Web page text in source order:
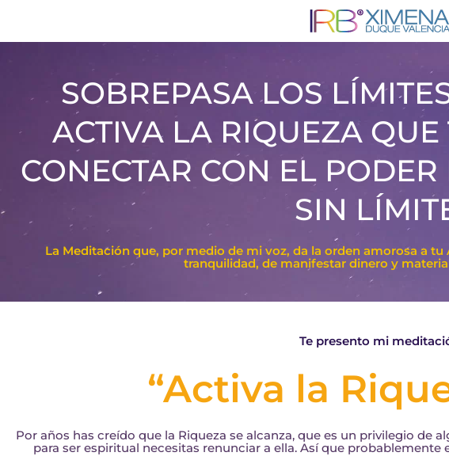
SOBREPASA LOS
ACTIVA LA RIQUEZA
CONECTAR CON EL
SIN
La Meditación que, por medio de mi voz, da la orden amorosa a
tranquilidad, de manifestar dinero y
Te presento mi
“Activa la
Por años has creído que la Riqueza se alcanza, que es un privilegio de
para ser espiritual necesitas renunciar a ella. Así que